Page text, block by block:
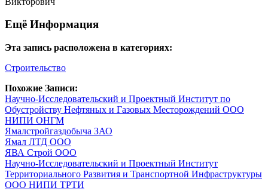
Ещё Информация
Эта запись расположена в категориях:
Строительство
Похожие Записи:
Научно-Исследовательский и Проектный Институт по
Обустройству Нефтяных и Газовых Месторождений ООО
НИПИ ОНГМ
Ямалстройгаздобыча ЗАО
Ямал ЛТД ООО
ЯВА Строй ООО
Научно-Исследовательский и Проектный Институт
Территориального Развития и Транспортной Инфраструктуры
ООО НИПИ ТРТИ